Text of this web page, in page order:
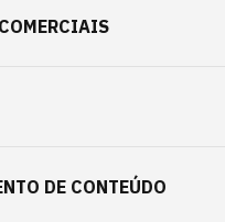
DE CONTEÚDO